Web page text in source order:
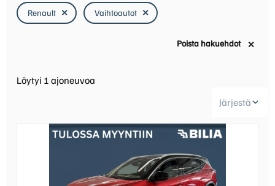
Löytyi 1 ajoneuvoa
Renault ✕ Vaihtoautot ✕
Poista hakuehdot ✕
Järjestä